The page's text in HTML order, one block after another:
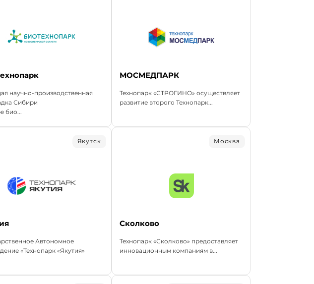
научно-производственная
Сибири
био...
МОСМЕДПАРК
Технопарк «СТРОГИНО» осуществляет
развитие второго Технопарк...
Якутск
Автономное
«Технопарк «Якутия»
Москва
Сколково
Технопарк «Сколково» предоставляет
инновационным компаниям в...